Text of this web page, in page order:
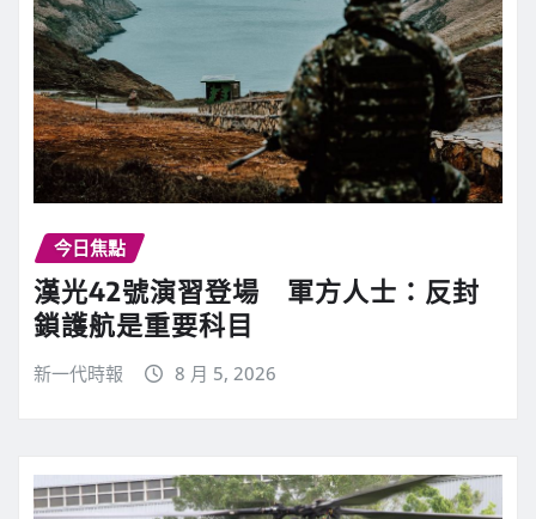
今日焦點
漢光42號演習登場 軍方人士：反封
鎖護航是重要科目
新一代時報 8 月 5, 2026